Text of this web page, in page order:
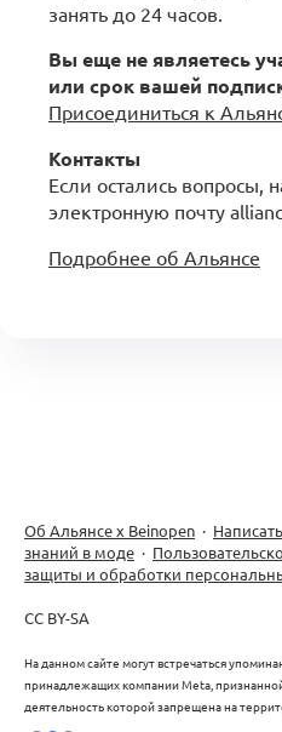
занять до 24 часов.
Вы еще не являетесь
или срок вашей
Присоединиться к
Контакты
Если остались вопросы,
электронную почту
Подробнее об Альянсе
Об Альянсе х Beinopen ·
знаний в моде ·
защиты и обработки
CC BY-SA
На данном сайте могут встречаться
принадлежащих компании Meta,
деятельность которой запрещена на